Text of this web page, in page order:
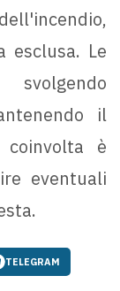
esclusa. Le
il
coinvolta è
eventuali
TELEGRAM